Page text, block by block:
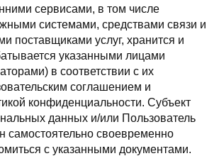
сервисами, в том числе
системами, средствами связи и
поставщиками услуг, хранится и
указанными лицами
в соответствии с их
соглашением и
конфиденциальности. Субъект
данных и/или Пользователь
самостоятельно своевременно
с указанными документами.